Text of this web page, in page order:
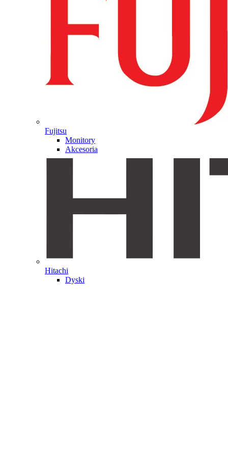
Fujitsu
Monitory
Akcesoria
Hitachi
Dyski